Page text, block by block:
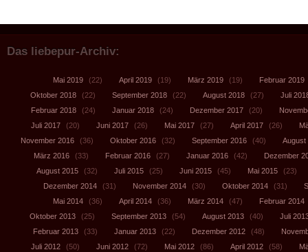
Das liebepur-Archiv:
Mai 2019 (22) April 2019 (19) März 2019 (19) Februar 2019
Oktober 2018
(22) September 2018 (22) August 2018 (27)
Juli
Februar 2018
(24) Januar 2018 (24) Dezember 2017 (20)
Juli 2017
(20) Juni 2017 (26) Mai 2017 (27) April 2017 (26)
November 2016
(36) Oktober 2016 (32) September 2016 (40)
August
März 2016
(33) Februar 2016 (27) Januar 2016 (42)
Dezember
August 2015
(32) Juli 2015 (25) Juni 2015 (45) Mai 2015
(23)
Dezember 2014
(31) November 2014 (30) Oktober 2014 (31)
Mai 2014
(36) April 2014 (36) März 2014 (47) Februar 2014
Oktober 2013
(25) September 2013 (54) August 2013 (40)
Juli
Februar 2013
(33) Januar 2013 (22) Dezember 2012 (48)
Juli 2012
(50) Juni 2012 (72) Mai 2012 (86) April 2012 (58)